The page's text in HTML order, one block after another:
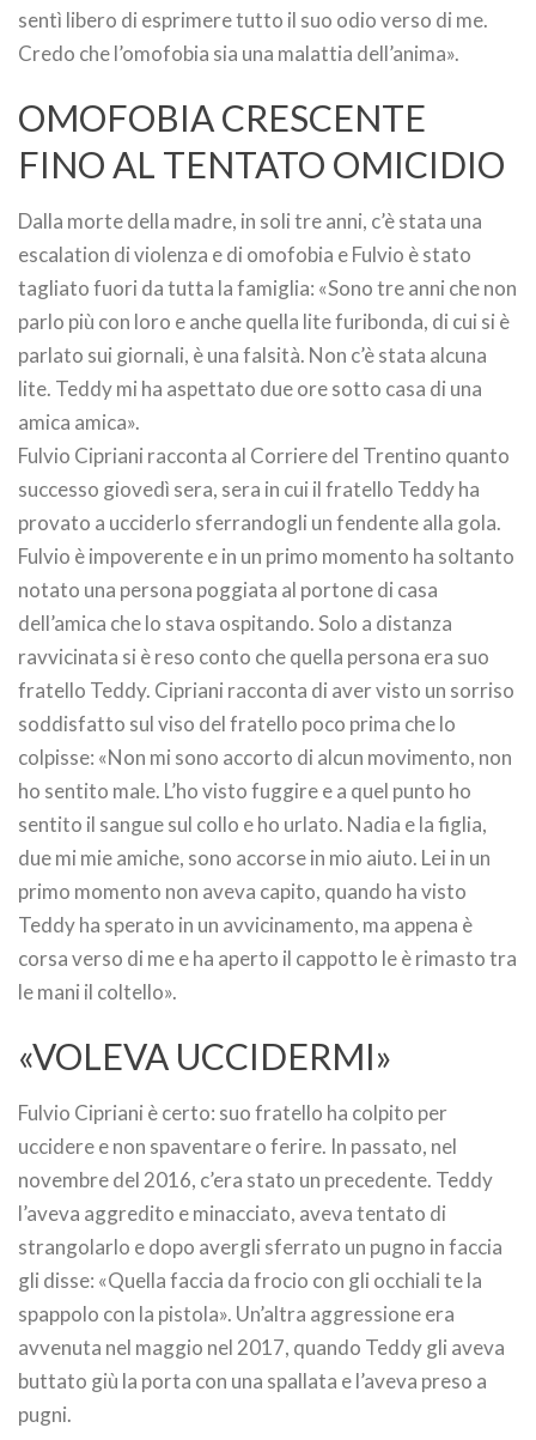
sentì libero di esprimere tutto il suo odio verso di me.
Credo che l’omofobia sia una malattia dell’anima».
OMOFOBIA CRESCENTE
FINO AL TENTATO OMICIDIO
Dalla morte della madre, in soli tre anni, c’è stata una
escalation di violenza e di omofobia e Fulvio è stato
tagliato fuori da tutta la famiglia: «Sono tre anni che non
parlo più con loro e anche quella lite furibonda, di cui si è
parlato sui giornali, è una falsità. Non c’è stata alcuna
lite. Teddy mi ha aspettato due ore sotto casa di una
amica amica».
Fulvio Cipriani racconta al Corriere del Trentino quanto
successo giovedì sera, sera in cui il fratello Teddy ha
provato a ucciderlo sferrandogli un fendente alla gola.
Fulvio è impoverente e in un primo momento ha soltanto
notato una persona poggiata al portone di casa
dell’amica che lo stava ospitando. Solo a distanza
ravvicinata si è reso conto che quella persona era suo
fratello Teddy. Cipriani racconta di aver visto un sorriso
soddisfatto sul viso del fratello poco prima che lo
colpisse: «Non mi sono accorto di alcun movimento, non
ho sentito male. L’ho visto fuggire e a quel punto ho
sentito il sangue sul collo e ho urlato. Nadia e la figlia,
due mi mie amiche, sono accorse in mio aiuto. Lei in un
primo momento non aveva capito, quando ha visto
Teddy ha sperato in un avvicinamento, ma appena è
corsa verso di me e ha aperto il cappotto le è rimasto tra
le mani il coltello».
«VOLEVA UCCIDERMI»
Fulvio Cipriani è certo: suo fratello ha colpito per
uccidere e non spaventare o ferire. In passato, nel
novembre del 2016, c’era stato un precedente. Teddy
l’aveva aggredito e minacciato, aveva tentato di
strangolarlo e dopo avergli sferrato un pugno in faccia
gli disse: «Quella faccia da frocio con gli occhiali te la
spappolo con la pistola». Un’altra aggressione era
avvenuta nel maggio nel 2017, quando Teddy gli aveva
buttato giù la porta con una spallata e l’aveva preso a
pugni.